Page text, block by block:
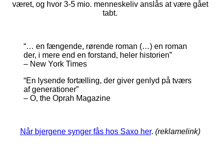
været, og hvor 3-5 mio. menneskeliv anslås at være gået
tabt.
“… en fængende, rørende roman (…) en roman
der, i mere end en forstand, heler historien”
– New York Times
“En lysende fortælling, der giver genlyd på tværs
af generationer”
– O, the Oprah Magazine
Når bjergene synger fås hos Saxo her. (reklamelink)